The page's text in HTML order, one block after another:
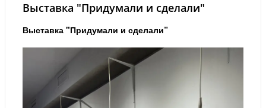
Выставка "Придумали и сделали"
Выставка "Придумали и сделали”